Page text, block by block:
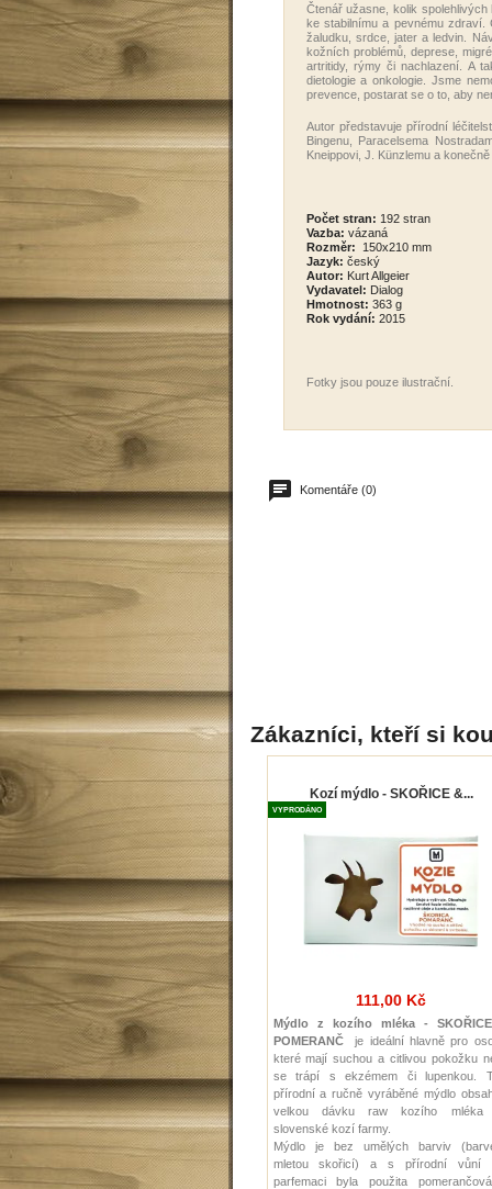
Čtenář užasne, kolik
ke stabilnímu a pevnému
žaludku, srdce, jater a ledvin.
kožních problémů, deprese,
artritidy, rýmy či nachlazení. A
dietologie a onkologie. Jsme
prevence, postarat se o to, aby
Autor představuje přírodní
Bingenu, Paracelsema
Kneippovi, J. Künzlemu a
Počet stran: 192 stran
Vazba: vázaná
Rozměr: 150x210 mm
Jazyk: český
Autor: Kurt Allgeier
Vydavatel: Dialog
Hmotnost: 363 g
Rok vydání: 2015
Fotky jsou pouze ilustrační .
Komentáře (0)
Zákazníci, kteří si
Kozí mýdlo - SKOŘICE &...
VYPRODÁNO
111,00 Kč
Mýdlo z kozího mléka -
POMERANČ
je ideální hlavně pro
které mají suchou a citlivou pokožku
se trápí s ekzémem či lupenkou.
přírodní a ručně vyráběné mýdlo
velkou dávku raw kozího mléka
slovenské kozí farmy.
Mýdlo je bez umělých barviv
mletou skořicí) a s přírodní vůní
parfemaci byla použita